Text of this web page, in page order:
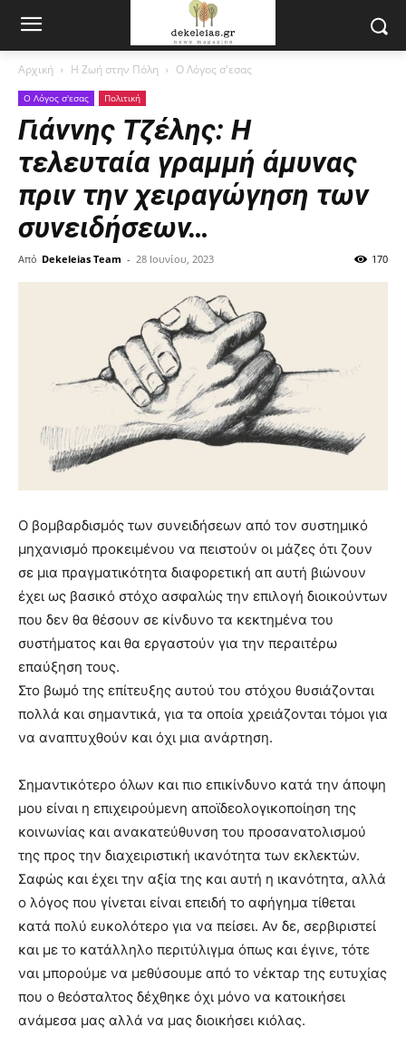
Αρχική Η Ζωή στην Πόλη Ο Λόγος σ'εσας
Ο Λόγος σ'εσας Πολιτική
Γιάννης Τζέλης: Η
τελευταία γραμμή άμυνας
πριν την χειραγώγηση των
συνειδήσεων…
Από Dekeleias Team - 28 Ιουνίου, 2023 170
Ο βομβαρδισμός των συνειδήσεων από τον συστημικό
μηχανισμό προκειμένου να πειστούν οι μάζες ότι ζουν
σε μια πραγματικότητα διαφορετική απ αυτή βιώνουν
έχει ως βασικό στόχο ασφαλώς την επιλογή διοικούντων
που δεν θα θέσουν σε κίνδυνο τα κεκτημένα του
συστήματος και θα εργαστούν για την περαιτέρω
επαύξηση τους.
Στο βωμό της επίτευξης αυτού του στόχου θυσιάζονται
πολλά και σημαντικά, για τα οποία χρειάζονται τόμοι για
να αναπτυχθούν και όχι μια ανάρτηση.
Σημαντικότερο όλων και πιο επικίνδυνο κατά την άποψη
μου είναι η επιχειρούμενη αποϊδεολογικοποίηση της
κοινωνίας και ανακατεύθυνση του προσανατολισμού
της προς την διαχειριστική ικανότητα των εκλεκτών.
Σαφώς και έχει την αξία της και αυτή η ικανότητα, αλλά
ο λόγος που γίνεται είναι επειδή το αφήγημα τίθεται
κατά πολύ ευκολότερο για να πείσει. Αν δε, σερβιριστεί
και με το κατάλληλο περιτύλιγμα όπως και έγινε, τότε
ναι μπορούμε να μεθύσουμε από το νέκταρ της ευτυχίας
που ο θεόσταλτος δέχθηκε όχι μόνο να κατοικήσει
ανάμεσα μας αλλά να μας διοικήσει κιόλας.